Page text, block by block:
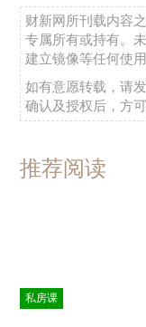
财新网所刊载内容
专属所有或持有。
建立镜像等任何使用
如有意愿转载，请
确认及授权后，方可
推荐阅读
私房课